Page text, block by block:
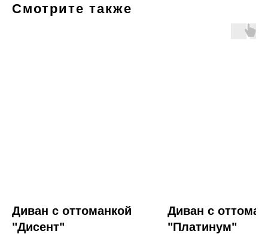
Смотрите также
Диван с оттоманкой
"Дисент"
Диван с
"Платинум"